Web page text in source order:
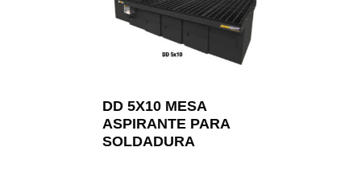
DD 5X10 MESA
ASPIRANTE PARA
SOLDADURA